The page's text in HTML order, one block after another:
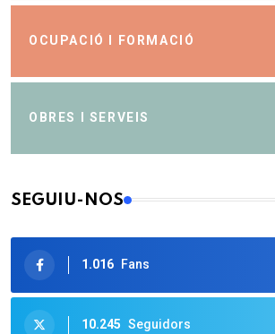
OCUPACIÓ I FORMACIÓ
OBRES I SERVEIS
SEGUIU-NOS
1.016 Fans
10.245 Seguidors